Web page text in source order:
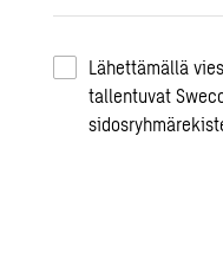
Lähettämällä
tallentuvat